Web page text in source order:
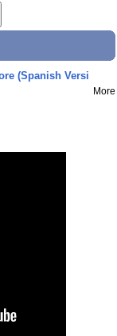
(Spanish Versi
More